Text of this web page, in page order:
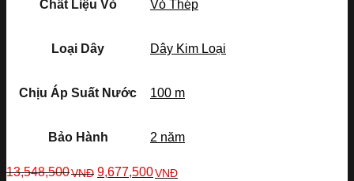
Chất Liệu Vỏ Vỏ Thép
Loại Dây Dây Kim Loại
Chịu Áp Suất Nước 100 m
Bảo Hành 2 năm
13,548,500VNĐ 9,677,500VNĐ